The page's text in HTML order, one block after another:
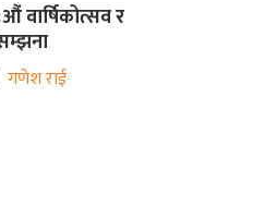
वार्षिकोत्सव र
गणेश राई